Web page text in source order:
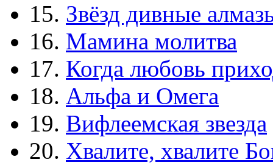
15. Звёзд дивные
16. Мамина молитва
17. Когда любовь
18. Альфа и Омега
19. Вифлеемская звезда
20. Хвалите, хвалите